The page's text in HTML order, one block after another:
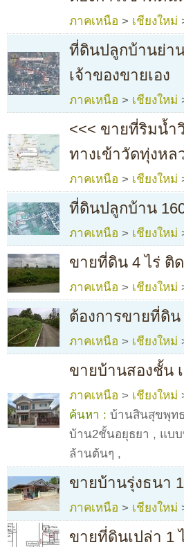
ภาคเหนือ > เชียงใหม่
ที่ดินปลูกบ้านย่า
เจ้าของขายเอง
ภาคเหนือ > เชียงใหม่
<<< ขายที่ริมน้ำ
ทางเข้าวัดทุ่งหล
ภาคเหนือ > เชียงใหม่
ที่ดินปลูกบ้าน
ภาคเหนือ > เชียงใหม่
ขายที่ดิน 4 ไร่ ติ
ภาคเหนือ > เชียงใหม่
ต้องการขายที่ดิ
ภาคเหนือ > เชียงใหม่
ขายบ้านสองชั้น
ภาคเหนือ > เชียงใหม่
ค้นหา : บ้านสินสุขพุท
บ้าน2ชั้นอยุธยา , แบ
ล้านต้นๆ ,
ขายบ้านรุ่งธนา
ภาคเหนือ > เชียงใหม่
ขายที่ดินเปล่า 1